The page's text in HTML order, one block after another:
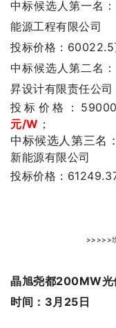
中标候选人第一名
能源工程有限公司
投标价格：60022.5
中标候选人第二名
昇设计有限责任公司
投标价格：
元/W ；
中标候选人第三名：
新能源有限公司
投标价格：
>>>>>
晶旭尧都200MW光
时间：3月25日